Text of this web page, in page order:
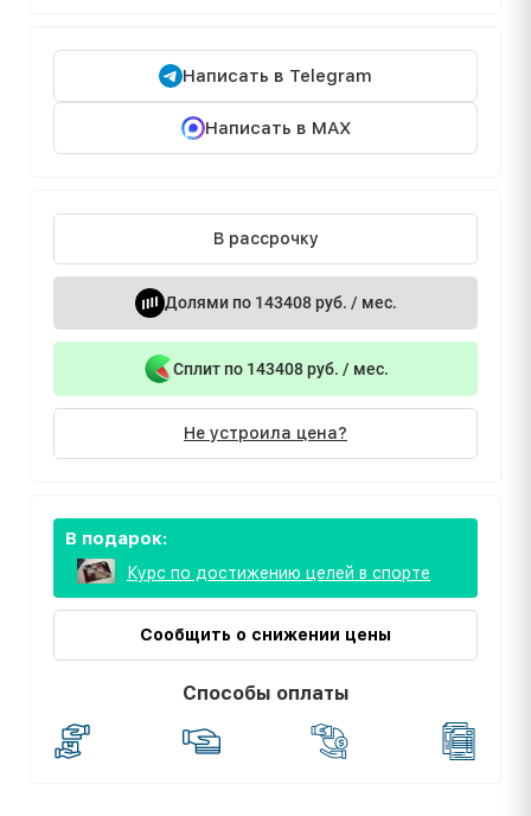
Написать в Telegram
Написать в MAX
В рассрочку
Долями по 143408 руб. / мес.
Сплит по 143408 руб. / мес.
Не устроила цена?
В подарок:
Курс по достижению целей в спорте
Сообщить о снижении цены
Способы оплаты